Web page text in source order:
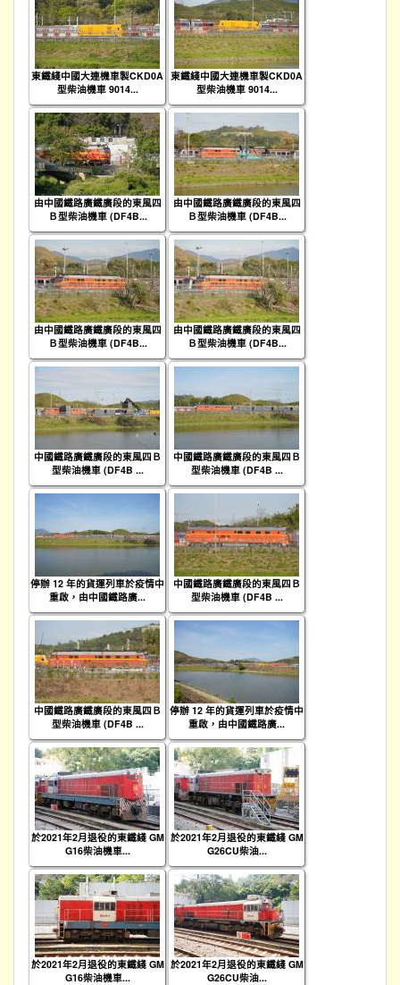
東鐵綫中國大連機車製CKD0A
型柴油機車 9014...
東鐵綫中國大連機車製CKD0A
型柴油機車 9014...
由中國鐵路廣鐵廣段的東風四
Ｂ型柴油機車 (DF4B...
由中國鐵路廣鐵廣段的東風四
Ｂ型柴油機車 (DF4B...
由中國鐵路廣鐵廣段的東風四
Ｂ型柴油機車 (DF4B...
由中國鐵路廣鐵廣段的東風四
Ｂ型柴油機車 (DF4B...
中國鐵路廣鐵廣段的東風四Ｂ
型柴油機車 (DF4B ...
中國鐵路廣鐵廣段的東風四Ｂ
型柴油機車 (DF4B ...
停辦 12 年的貨運列車於疫情中
重啟，由中國鐵路廣...
中國鐵路廣鐵廣段的東風四Ｂ
型柴油機車 (DF4B ...
中國鐵路廣鐵廣段的東風四Ｂ
型柴油機車 (DF4B ...
停辦 12 年的貨運列車於疫情中
重啟，由中國鐵路廣...
於2021年2月退役的東鐵綫 GM
G16柴油機車...
於2021年2月退役的東鐵綫 GM
G26CU柴油...
於2021年2月退役的東鐵綫 GM
G16柴油機車...
於2021年2月退役的東鐵綫 GM
G26CU柴油...